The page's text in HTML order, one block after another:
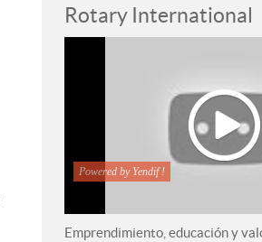
Rotary International
Powered by Yendif !
Emprendimiento, educación y